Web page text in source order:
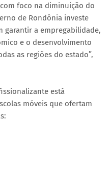
foco na diminuição do
de Rondônia investe
garantir a empregabilidade,
e o desenvolvimento
as regiões do estado”,
está
móveis que ofertam